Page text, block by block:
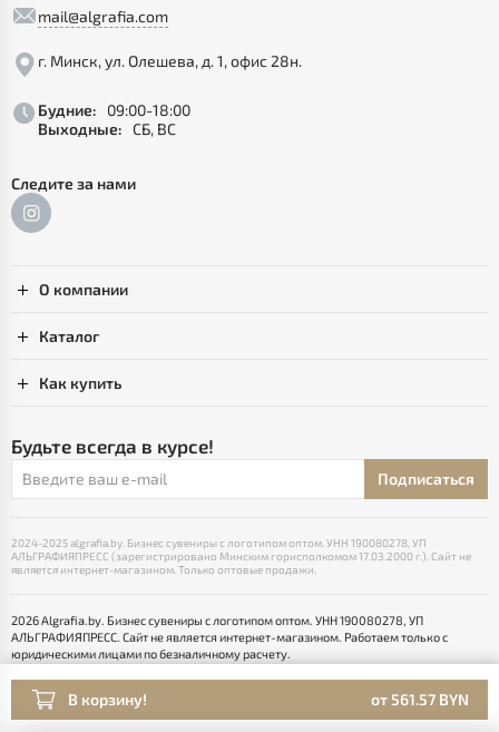
В корзину! от 561.57 BYN
mail@algrafia.com
г. Минск, ул. Олешева, д. 1, офис 28н.
Будние:
09:00-18:00
Выходные: СБ, ВС
Следите за нами
О компании
Каталог
Как купить
Будьте всегда в курсе!
Подписаться
2024-2025 algrafia.by. Бизнес сувениры с логотипом оптом. УНН 190080278, УП
АЛЬГРАФИЯПРЕСС (зарегистрировано Минским горисполкомом 17.03.2000 г.). Сайт не
является интернет-магазином. Только оптовые продажи.
2026 Algrafia.by. Бизнес сувениры с логотипом оптом. УНН 190080278, УП
АЛЬГРАФИЯПРЕСС. Сайт не является интернет-магазином. Работаем только с
юридическими лицами по безналичному расчету.